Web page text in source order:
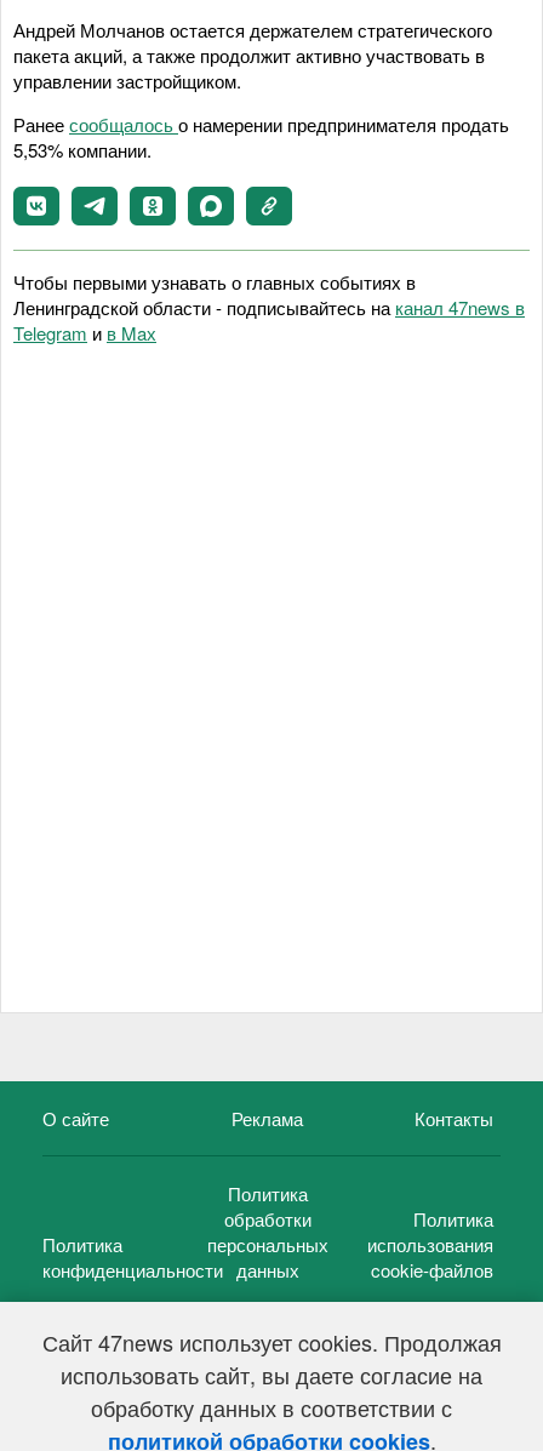
Сайт 47news использует cookies. Продолжая
использовать сайт, вы даете согласие на
обработку данных в соответствии с
политикой обработки cookies.
Андрей Молчанов остается держателем стратегического
пакета акций, а также продолжит активно участвовать в
управлении застройщиком.
Ранеесообщалосьо намерении предпринимателя продать
5,53% компании.
Чтобы первыми узнавать о главных событиях в
Ленинградской области - подписывайтесь на канал 47news в
Telegram и в Maх
О сайте Реклама Контакты
Политика
конфиденциальности
Политика
обработки
персональных
данных
Политика
использования
cookie-файлов
47 новостей (47 news)2005 — 2026 г.
Свидетельство о регистрации СМИ Эл № ФС 77-39848, выдано
Федеральной службой по надзору в сфере связи,